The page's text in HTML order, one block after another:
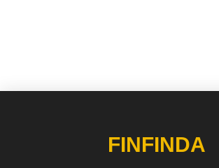
FINFINDA